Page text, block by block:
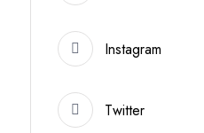
Instagram
Twitter